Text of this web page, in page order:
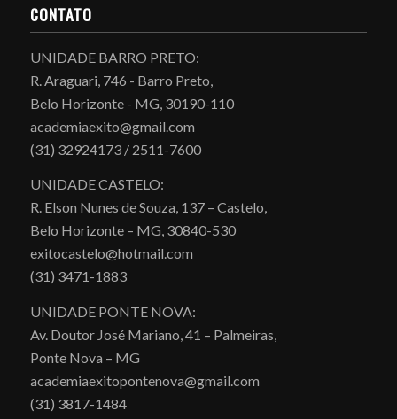
CONTATO
UNIDADE BARRO PRETO:
R. Araguari, 746 - Barro Preto,
Belo Horizonte - MG, 30190-110
academiaexito@gmail.com
(31) 32924173 / 2511-7600
UNIDADE CASTELO:
R. Elson Nunes de Souza, 137 – Castelo,
Belo Horizonte – MG, 30840-530
exitocastelo@hotmail.com
(31) 3471-1883
UNIDADE PONTE NOVA:
Av. Doutor José Mariano, 41 – Palmeiras,
Ponte Nova – MG
academiaexitopontenova@gmail.com
(31) 3817-1484